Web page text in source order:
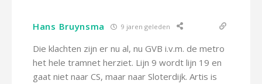
Hans Bruynsma 9 jaren geleden
Die klachten zijn er nu al, nu GVB i.v.m. de metro
het hele tramnet herziet. Lijn 9 wordt lijn 19 en
gaat niet naar CS, maar naar Sloterdijk. Artis is